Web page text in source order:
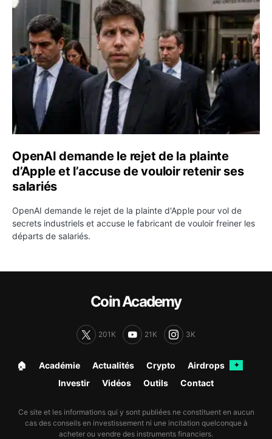
OpenAI demande le rejet de la plainte
d’Apple et l’accuse de vouloir retenir ses
salariés
OpenAI demande le rejet de la plainte d'Apple pour vol de
secrets industriels et accuse le fabricant de vouloir freiner les
départs de salariés.
Coin Academy
201K 21K 3K
🏠︎ Académie Actualités Crypto Airdrops ✦
Investir Vidéos Outils Contact
Ce site et les informations qui y sont publiées ne constituent en aucun
cas des conseils en investissement ni une incitation quelconque à
acheter ou vendre des instruments financiers.